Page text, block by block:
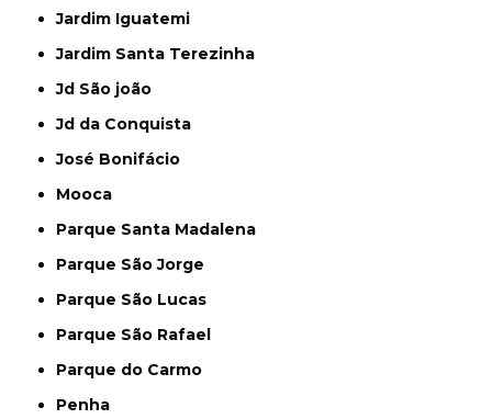
Jardim Iguatemi
Jardim Santa Terezinha
Jd São joão
Jd da Conquista
José Bonifácio
Mooca
Parque Santa Madalena
Parque São Jorge
Parque São Lucas
Parque São Rafael
Parque do Carmo
Penha